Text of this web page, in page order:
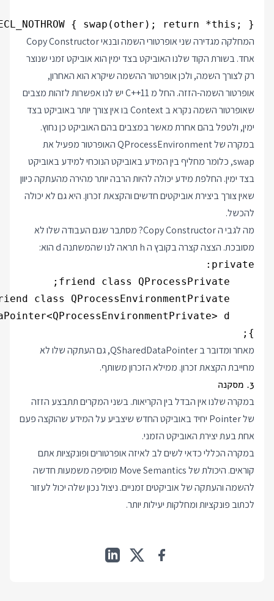
{ swap(other); return *this; }
המחלקה מגדירה שני אופרטורי השמה ובנאי Copy Constructor
אחד. בשורת הקוד שלנו האוביקט בצד ימין הוא אוביקט זמני שנוצר
רק לצורך השמה, ולכן אופרטור ההשמה שיקרא הוא האחרון,
אופרטור השמה-הזזה. החל מ C++11 יש לנו אפשרות לזהות מצבים
שאופרטור השמה נקרא ב Context בו אין צורך יותר באוביקט בצד
ימין, ולטפל בהם אחרת מאשר במצבים בהם האוביקט כן נחוץ.
במקרה של QProcessEnvironment האופרטור מפעיל את
swap, כלומר מחליף בין המידע באוביקט הנוכחי למידע באוביקט
בצד ימין. החלפת מידע יכולה להיות הרבה יותר מהירה מהעתקה כיוון
שאין צורך ביצירת אוביקטים חדשים והקצאת זכרון. היא גם לא יכולה
להכשל.
מה לגבי ה Copy Constructor? מסתבר שגם העבודה שלו לא
מסובכת. הצצה קצרה בקובץ ה h תראה לנו שהמשתנה d הוא:
};
מאחר ומדובר ב QSharedDataPointer, גם העתקה שלו לא
מחייבת הקצאת זכרון. ממילא הזכרון משותף.
3. מסקנה
במקרה שלנו אין הבדל בין הקריאות. בשני המקרים תתבצע הזזה
של Pointer יחיד באוביקט החדש שיצביע על המידע שהוקצה פעם
אחת בעת יצירת האוביקט הזמני.
במקרה הכללי כדאי לשים לב לאיזה אופרטורים ופונקציות אתם
קוראים. היכולת של Move Semantics מוסיפה משמעות חדשה
להשמה והעתקה של אוביקטים זמניים. ניצול נכון שלה יכול לעזור
לכתוב פונקציות ומחלקות יעילות יותר.